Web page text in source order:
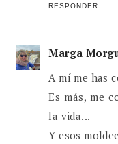
RESPONDER
Marga
A mí me has
Es más, me
la vida...
Y esos